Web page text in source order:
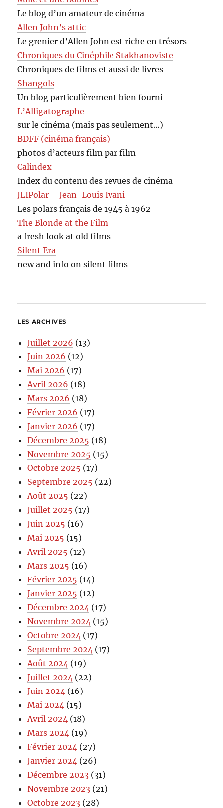
Le blog d’un amateur de cinéma
Allen John’s attic
Le grenier d’Allen John est riche en trésors
Chroniques du Cinéphile Stakhanoviste
Chroniques de films et aussi de livres
Shangols
Un blog particulièrement bien fourni
L’Alligatographe
sur le cinéma (mais pas seulement…)
BDFF (cinéma français)
photos d’acteurs film par film
Calindex
Index du contenu des revues de cinéma
JLIPolar – Jean-Louis Ivani
Les polars français de 1945 à 1962
The Blonde at the Film
a fresh look at old films
Silent Era
new and info on silent films
LES ARCHIVES
Juillet 2026 (13)
Juin 2026 (12)
Mai 2026 (17)
Avril 2026 (18)
Mars 2026 (18)
Février 2026 (17)
Janvier 2026 (17)
Décembre 2025 (18)
Novembre 2025 (15)
Octobre 2025 (17)
Septembre 2025 (22)
Août 2025 (22)
Juillet 2025 (17)
Juin 2025 (16)
Mai 2025 (15)
Avril 2025 (12)
Mars 2025 (16)
Février 2025 (14)
Janvier 2025 (12)
Décembre 2024 (17)
Novembre 2024 (15)
Octobre 2024 (17)
Septembre 2024 (17)
Août 2024 (19)
Juillet 2024 (22)
Juin 2024 (16)
Mai 2024 (15)
Avril 2024 (18)
Mars 2024 (19)
Février 2024 (27)
Janvier 2024 (26)
Décembre 2023 (31)
Novembre 2023 (21)
Octobre 2023 (28)